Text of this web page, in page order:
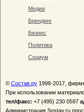
Медиа
Брендинг
Бизнес
Политика
Социум
© Состав.ру 1998-2017,
При использовании
тел/факс: +7 (495) 230 0597
Администрация Sostav.ru